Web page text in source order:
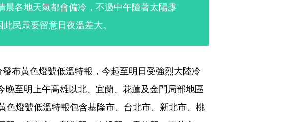
晨各地天氣都會偏冷，不過中午隨著太陽露
民眾要留意日夜溫差大。
布黃色燈號低溫特報，今起至明日受強烈大陸冷
晚至明上午高雄以北、宜蘭、花蓮及金門局部地區
色燈號低溫特報包含基隆市、台北市、新北市、桃